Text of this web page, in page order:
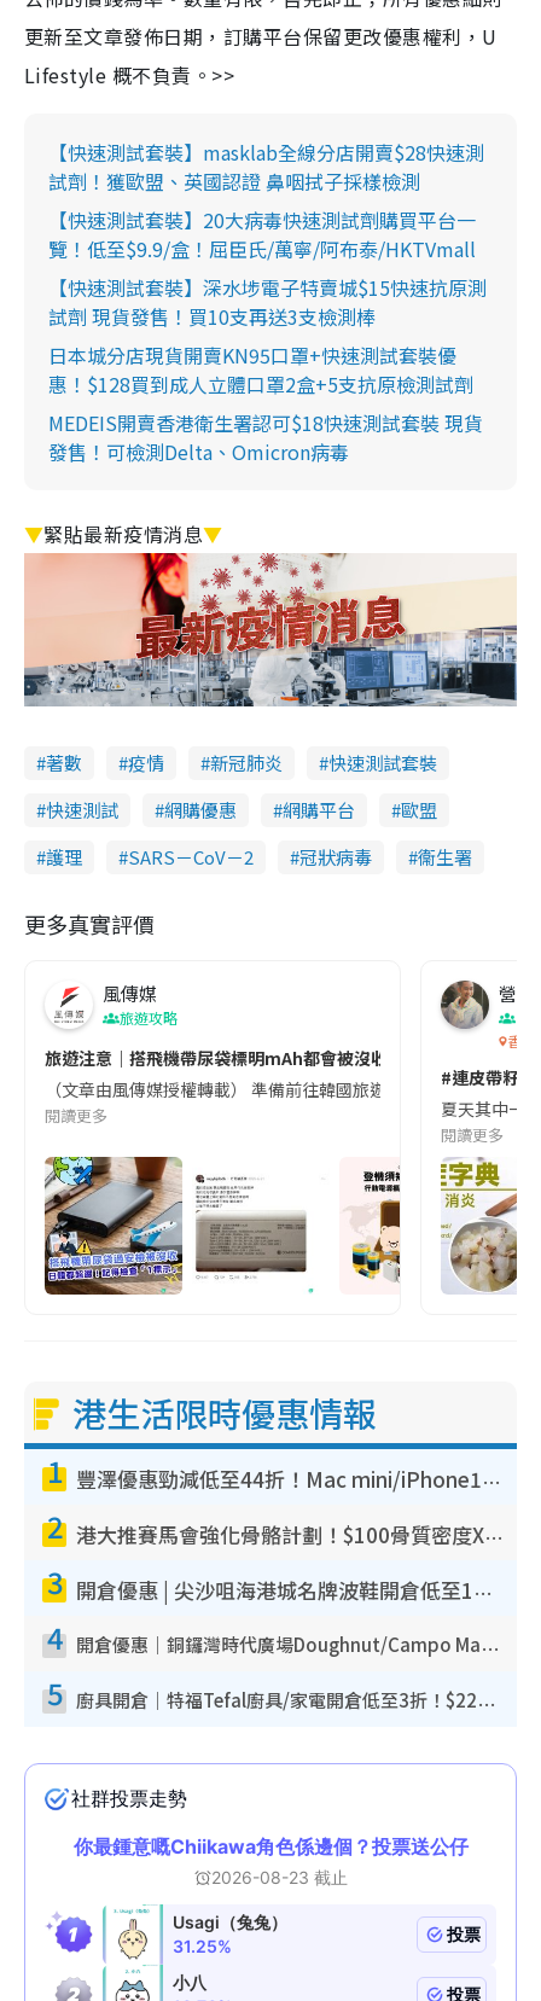
更新至文章發佈日期，訂購平台保留更改優惠權利，U
Lifestyle 概不負責。>>
【快速測試套裝】masklab全線分店開賣$28快速測
試劑！獲歐盟、英國認證 鼻咽拭子採樣檢測
【快速測試套裝】20大病毒快速測試劑購買平台一
覽！低至$9.9/盒！屈臣氏/萬寧/阿布泰/HKTVmall
【快速測試套裝】深水埗電子特賣城$15快速抗原測
試劑 現貨發售！買10支再送3支檢測棒
日本城分店現貨開賣KN95口罩+快速測試套裝優
惠！$128買到成人立體口罩2盒+5支抗原檢測試劑
MEDEIS開賣香港衛生署認可$18快速測試套裝 現貨
發售！可檢測Delta、Omicron病毒
▼緊貼最新疫情消息▼
著數 疫情 新冠肺炎
快速測試套裝
快速測試
網購優惠 網購平台
歐盟
護理
SARS－CoV－2 冠狀病毒 衞生署
更多真實評價
風傳媒
旅遊攻略
旅遊注意｜搭飛機帶尿袋標明mAh都會被沒收😱出發前切記檢查
（文章由風傳媒授權轉載） 準備前往韓國旅遊的民眾，近期要
閱讀更多
營養
香港
#連皮帶籽
夏天其中一
閱讀更多
港生活限時優惠情報
1 豐澤優惠勁減低至44折！Mac mini/iPhone17Pro大減價！廚房家電$220起
2 港大推賽馬會強化骨骼計劃！$100骨質密度X光檢查 完成免費運動訓練送超市禮券！附參加資格
3 開倉優惠 | 尖沙咀海港城名牌波鞋開倉低至1折！On鞋$899起／Joy&Peace鞋履$98起
4 開倉優惠｜銅鑼灣時代廣場Doughnut/Campo Marzio開倉低至1折！背囊、書包、手袋劈價$200起
5 廚具開倉｜特福Tefal廚具/家電開倉低至3折！$220起買平底鍋/炒鑊/湯煲！電飯煲/吸塵機/燙斗$418起